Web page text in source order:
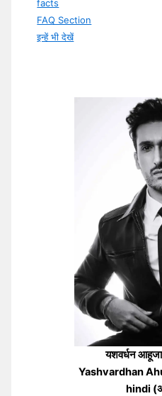
facts
FAQ Section
इन्हें भी देखें
यशवर्धन
Yashvardhan
hindi